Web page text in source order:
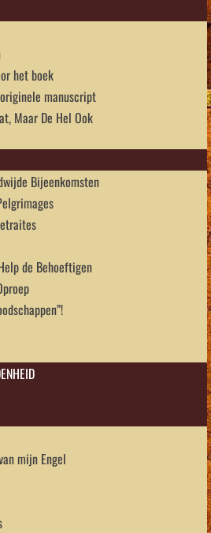
het boek
manuscript
Maar De Hel Ook
Bijeenkomsten
de Behoeftigen
mijn Engel